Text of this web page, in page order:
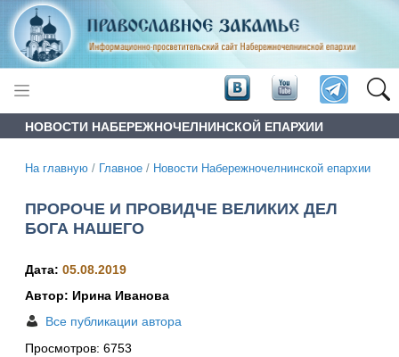
НОВОСТИ НАБЕРЕЖНОЧЕЛНИНСКОЙ ЕПАРХИИ
На главную / Главное / Новости Набережночелнинской епархии
ПРОРОЧЕ И ПРОВИДЧЕ ВЕЛИКИХ ДЕЛ
БОГА НАШЕГО
Дата: 05.08.2019
Автор: Ирина Иванова
Все публикации автора
Просмотров: 6753